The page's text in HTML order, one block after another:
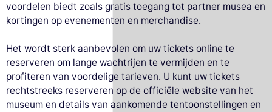
voordelen biedt zoals gratis toegang tot partner musea en
kortingen op evenementen en merchandise.
Het wordt sterk aanbevolen om uw tickets online te
reserveren om lange wachtrijen te vermijden en te
profiteren van voordelige tarieven. U kunt uw tickets
rechtstreeks reserveren op de officiële website van het
museum en details van aankomende tentoonstellingen en